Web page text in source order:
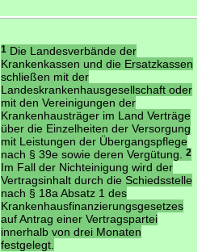
1Die Landesverbände der
Krankenkassen und die Ersatzkassen
schließen mit der
Landeskrankenhausgesellschaft oder
mit den Vereinigungen der
Krankenhausträger im Land Verträge
über die Einzelheiten der Versorgung
mit Leistungen der Übergangspflege
nach § 39e sowie deren Vergütung.
2
Im Fall der Nichteinigung wird der
Vertragsinhalt durch die Schiedsstelle
nach § 18a Absatz 1 des
Krankenhausfinanzierungsgesetzes
auf Antrag einer Vertragspartei
innerhalb von drei Monaten
festgelegt.